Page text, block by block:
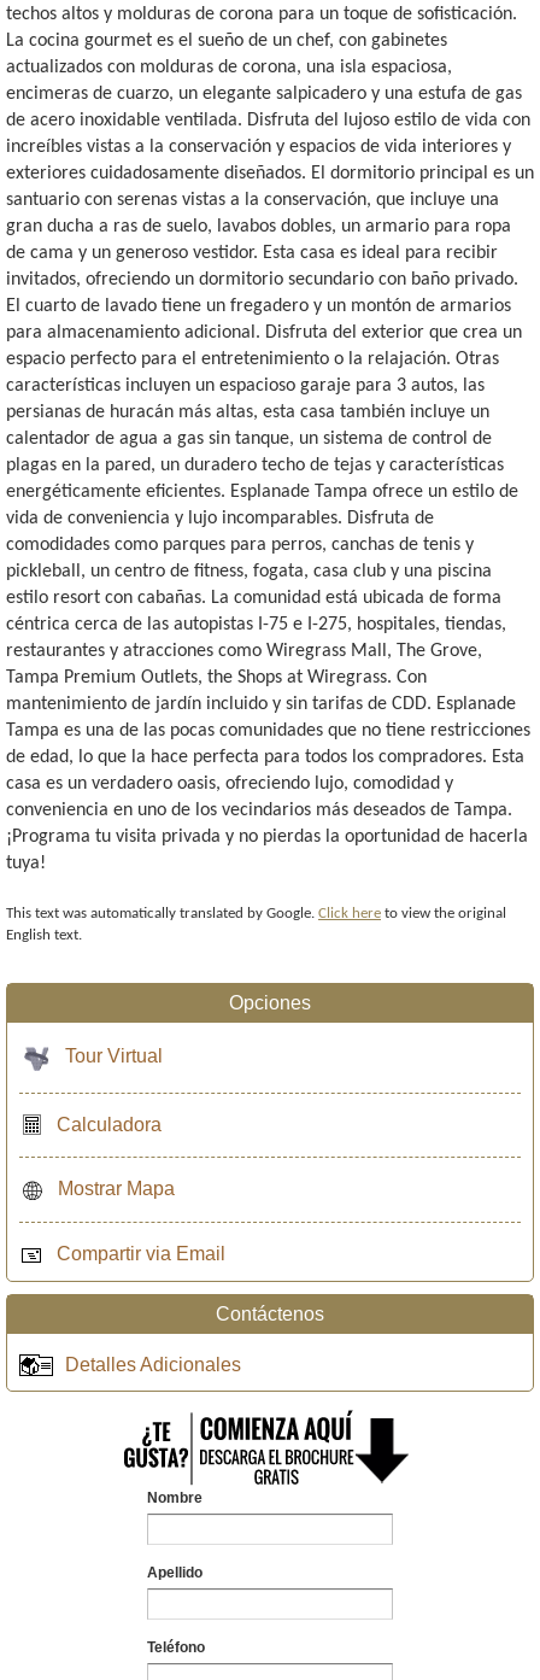
techos altos y molduras de corona para un toque de sofisticación.
La cocina gourmet es el sueño de un chef, con gabinetes
actualizados con molduras de corona, una isla espaciosa,
encimeras de cuarzo, un elegante salpicadero y una estufa de gas
de acero inoxidable ventilada. Disfruta del lujoso estilo de vida con
increíbles vistas a la conservación y espacios de vida interiores y
exteriores cuidadosamente diseñados. El dormitorio principal es un
santuario con serenas vistas a la conservación, que incluye una
gran ducha a ras de suelo, lavabos dobles, un armario para ropa
de cama y un generoso vestidor. Esta casa es ideal para recibir
invitados, ofreciendo un dormitorio secundario con baño privado.
El cuarto de lavado tiene un fregadero y un montón de armarios
para almacenamiento adicional. Disfruta del exterior que crea un
espacio perfecto para el entretenimiento o la relajación. Otras
características incluyen un espacioso garaje para 3 autos, las
persianas de huracán más altas, esta casa también incluye un
calentador de agua a gas sin tanque, un sistema de control de
plagas en la pared, un duradero techo de tejas y características
energéticamente eficientes. Esplanade Tampa ofrece un estilo de
vida de conveniencia y lujo incomparables. Disfruta de
comodidades como parques para perros, canchas de tenis y
pickleball, un centro de fitness, fogata, casa club y una piscina
estilo resort con cabañas. La comunidad está ubicada de forma
céntrica cerca de las autopistas I-75 e I-275, hospitales, tiendas,
restaurantes y atracciones como Wiregrass Mall, The Grove,
Tampa Premium Outlets, the Shops at Wiregrass. Con
mantenimiento de jardín incluido y sin tarifas de CDD. Esplanade
Tampa es una de las pocas comunidades que no tiene restricciones
de edad, lo que la hace perfecta para todos los compradores. Esta
casa es un verdadero oasis, ofreciendo lujo, comodidad y
conveniencia en uno de los vecindarios más deseados de Tampa.
¡Programa tu visita privada y no pierdas la oportunidad de hacerla
tuya!
This text was automatically translated by Google. Click here to view the original
English text.
Opciones
Tour Virtual
Calculadora
Mostrar Mapa
Compartir via Email
Contáctenos
Detalles Adicionales
Nombre
Apellido
Teléfono